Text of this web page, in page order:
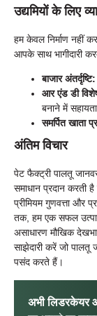
उद्यमियों के लिए
हम केवल निर्माण नहीं
आपके साथ भागीदारी
बाजार अंतर्दृष्टि:
आर एंड डी
बनाने में
समर्पित खाता
अंतिम विचार
पेट फैक्ट्री पालतू
समाधान प्रदान करती
प्रीमियम गुणवत्ता
तक, हम एक सफल
असाधारण मौखिक
साझेदारी करें जो पालतू
पसंद करते हैं।
अभी लिडरकेयर